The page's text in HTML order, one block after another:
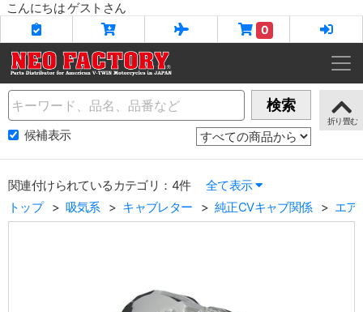
こんにちは ゲストさん
0
Name 検索
候補表示
関連付けられているカテゴリ：4件
全て表示
トップ
吸気系 キャブレター 純正CVキャブ関係 エア